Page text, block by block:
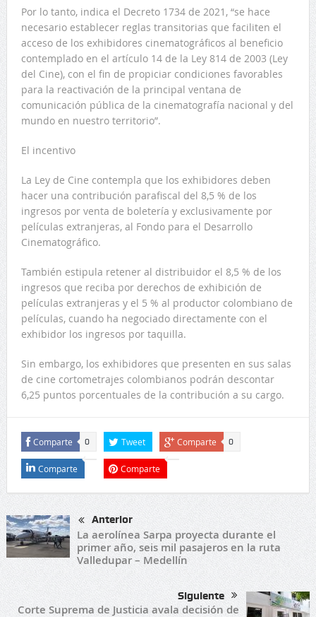
Por lo tanto, indica el Decreto 1734 de 2021, “se hace
necesario establecer reglas transitorias que faciliten el
acceso de los exhibidores cinematográficos al beneficio
contemplado en el artículo 14 de la Ley 814 de 2003 (Ley
del Cine), con el fin de propiciar condiciones favorables
para la reactivación de la principal ventana de
comunicación pública de la cinematografía nacional y del
mundo en nuestro territorio”.
El incentivo
La Ley de Cine contempla que los exhibidores deben
hacer una contribución parafiscal del 8,5 % de los
ingresos por venta de boletería y exclusivamente por
películas extranjeras, al Fondo para el Desarrollo
Cinematográfico.
También estipula retener al distribuidor el 8,5 % de los
ingresos que reciba por derechos de exhibición de
películas extranjeras y el 5 % al productor colombiano de
películas, cuando ha negociado directamente con el
exhibidor los ingresos por taquilla.
Sin embargo, los exhibidores que presenten en sus salas
de cine cortometrajes colombianos podrán descontar
6,25 puntos porcentuales de la contribución a su cargo.
Comparte 0 Tweet Comparte 0
Comparte Comparte
Anterior
La aerolínea Sarpa proyecta durante el
primer año, seis mil pasajeros en la ruta
Valledupar – Medellín
Siguiente
Corte Suprema de Justicia avala decisión de